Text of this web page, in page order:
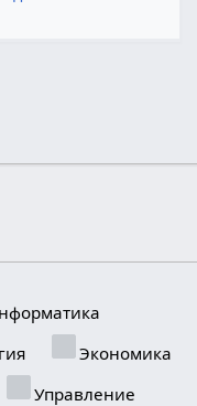
Экономика
Управление